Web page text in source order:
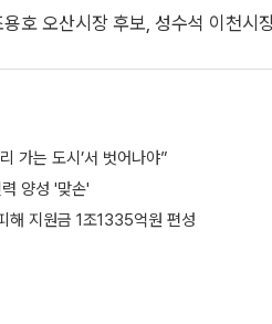
호 오산시장 후보, 성수석 이천시
가는 도시’서 벗어나야”
양성 '맞손'
지원금 1조1335억원 편성